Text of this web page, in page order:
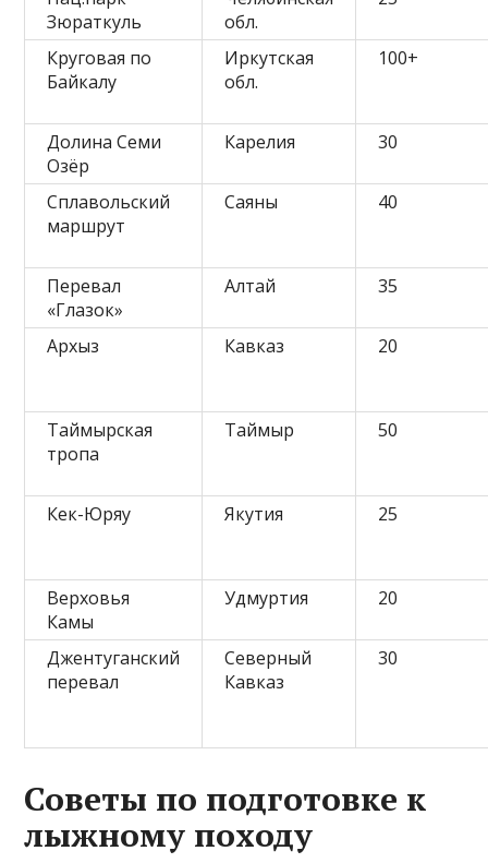
Зюраткуль
обл.
Круговая по
Байкалу
Иркутская
обл.
100+
Долина Семи
Озёр
Карелия 30
Сплавольский
маршрут
Саяны 40
Перевал
«Глазок»
Алтай 35
Архыз Кавказ 20
Таймырская
тропа
Таймыр 50
Кек-Юряу Якутия 25
Верховья
Камы
Удмуртия 20
Джентуганский
перевал
Северный
Кавказ
30
Советы по подготовке к
лыжному походу